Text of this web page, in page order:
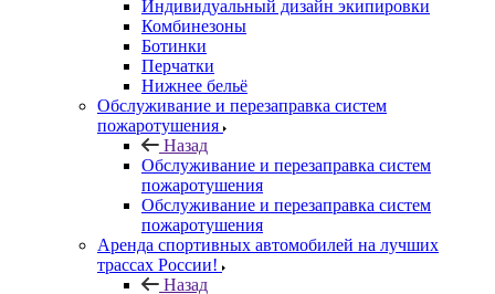
Индивидуальный дизайн экипировки
Комбинезоны
Ботинки
Перчатки
Нижнее бельё
Обслуживание и перезаправка систем
пожаротушения
Назад
Обслуживание и перезаправка систем
пожаротушения
Обслуживание и перезаправка систем
пожаротушения
Аренда спортивных автомобилей на лучших
трассах России!
Назад